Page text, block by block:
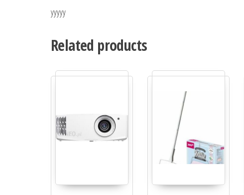
yyyyy
Related products